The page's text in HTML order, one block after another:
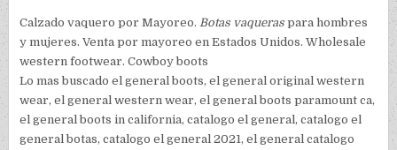
Calzado vaquero por Mayoreo. Botas vaqueras para hombres
y mujeres. Venta por mayoreo en Estados Unidos. Wholesale
western footwear. Cowboy boots
Lo mas buscado el general boots, el general original western
wear, el general western wear, el general boots paramount ca,
el general boots in california, catalogo el general, catalogo el
general botas, catalogo el general 2021, el general catalogo